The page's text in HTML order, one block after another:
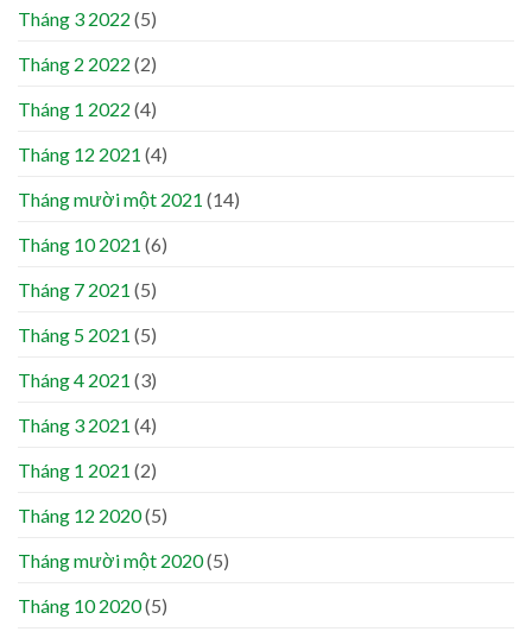
Tháng 3 2022 (5)
Tháng 2 2022 (2)
Tháng 1 2022 (4)
Tháng 12 2021 (4)
Tháng mười một 2021 (14)
Tháng 10 2021 (6)
Tháng 7 2021 (5)
Tháng 5 2021 (5)
Tháng 4 2021 (3)
Tháng 3 2021 (4)
Tháng 1 2021 (2)
Tháng 12 2020(5)
Tháng mười một 2020(5)
Tháng 10 2020(5)